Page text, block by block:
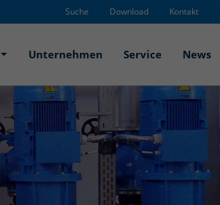
Suche Download Kontakt
Unternehmen Service News